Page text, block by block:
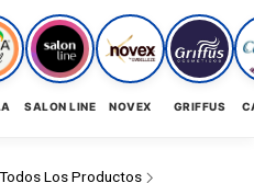
SALON LINE NOVEX GRIFFUS
Los Productos